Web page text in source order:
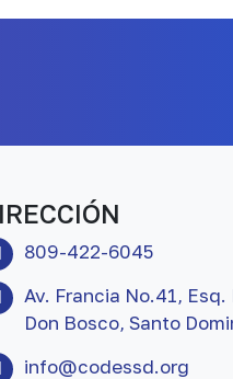
809-422-6045
Av. Francia No.41,
Don Bosco, Santo
info@codessd.org